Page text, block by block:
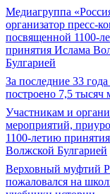
Медиагруппа
организатор пресс-
посвященной 1100-
принятия Ислама
Булгарией
За последние 33
построено 7,5 тысяч
Участникам и
мероприятий,
1100-летию
Волжской Булгарией
Верховный муфтий
пожаловался на